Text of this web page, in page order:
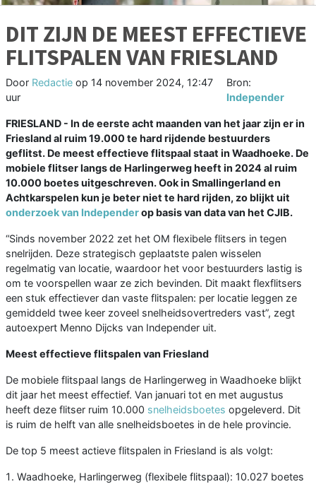
DIT ZIJN DE MEEST EFFECTIEVE
FLITSPALEN VAN FRIESLAND
Door Redactie op 14 november 2024, 12:47
uur
Bron:
Independer
FRIESLAND - In de eerste acht maanden van het jaar zijn er in
Friesland al ruim 19.000 te hard rijdende bestuurders
geflitst. De meest effectieve flitspaal staat in Waadhoeke. De
mobiele flitser langs de Harlingerweg heeft in 2024 al ruim
10.000 boetes uitgeschreven. Ook in Smallingerland en
Achtkarspelen kun je beter niet te hard rijden, zo blijkt uit
onderzoek van Independerop basis van data van het CJIB.
“Sinds november 2022 zet het OM flexibele flitsers in tegen
snelrijden. Deze strategisch geplaatste palen wisselen
regelmatig van locatie, waardoor het voor bestuurders lastig is
om te voorspellen waar ze zich bevinden. Dit maakt flexflitsers
een stuk effectiever dan vaste flitspalen: per locatie leggen ze
gemiddeld twee keer zoveel snelheidsovertreders vast”, zegt
autoexpert Menno Dijcks van Independer uit.
Meest effectieve flitspalen van Friesland
De mobiele flitspaal langs de Harlingerweg in Waadhoeke blijkt
dit jaar het meest effectief. Van januari tot en met augustus
heeft deze flitser ruim 10.000 snelheidsboetes opgeleverd. Dit
is ruim de helft van alle snelheidsboetes in de hele provincie.
De top 5 meest actieve flitspalen in Friesland is als volgt:
Waadhoeke, Harlingerweg (flexibele flitspaal): 10.027 boetes